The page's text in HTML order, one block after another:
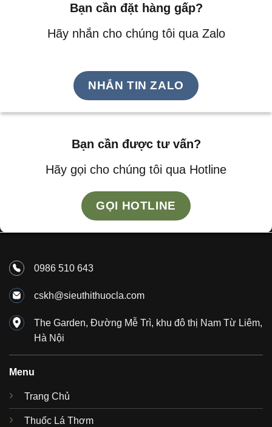
Bạn cần đặt hàng gấp?
Hãy nhắn cho chúng tôi qua Zalo
NHẮN TIN ZALO
Bạn cần được tư vấn?
Hãy gọi cho chúng tôi qua Hotline
GỌI HOTLINE
0986 510 643
cskh@sieuthithuocla.com
The Garden, Đường Mễ Trì, khu đô thị Nam Từ Liêm,
Hà Nội
Menu
Trang Chủ
Thuốc Lá Thơm